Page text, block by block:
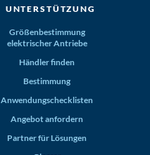
UNTERSTÜTZUNG
Größenbestimmung
elektrischer Antriebe
Händler finden
Bestimmung
Anwendungschecklisten
Angebot anfordern
Partner für Lösungen